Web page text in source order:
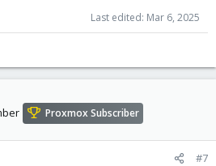
Last edited: Mar 6, 2025
Proxmox Subscriber
#7